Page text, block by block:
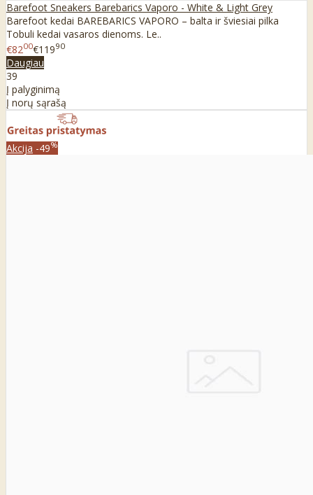
Barefoot Sneakers Barebarics Vaporo - White & Light Grey
Barefoot kedai BAREBARICS VAPORO – balta ir šviesiai pilka
Tobuli kedai vasaros dienoms. Le..
€8200€11990
Daugiau
39
Į palyginimą
Į norų sąrašą
Akcija -49%